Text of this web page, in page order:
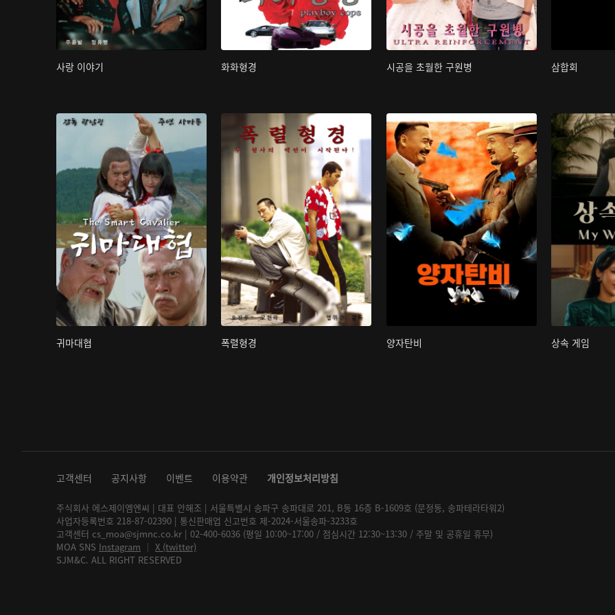
사랑 이야기 화화형경 시공을 초월한 구원병 삼합회
귀마대협 폭렬형경 양자탄비 상속 게임
고객센터 공지사항 이벤트 이용약관 개인정보처리방침
주식회사 에스제이엠엔씨 | 대표 안해조 | 서울특별시 송파구 송파대로 201, B동 16층 B-1609호 (문정동, 송파테라타워2)
사업자등록번호 218-87-02390 | 통신판매업 신고번호 제-2024-서울송파-3233호
고객센터 cs_moa@sjmnc.co.kr | 02-400-6036 (평일 10:00~17:00 / 점심시간 12:30~13:30 / 주말 및 공휴일 휴무)
MOA SNS Instagram │ X (twitter)
SJM&C. ALL RIGHT RESERVED